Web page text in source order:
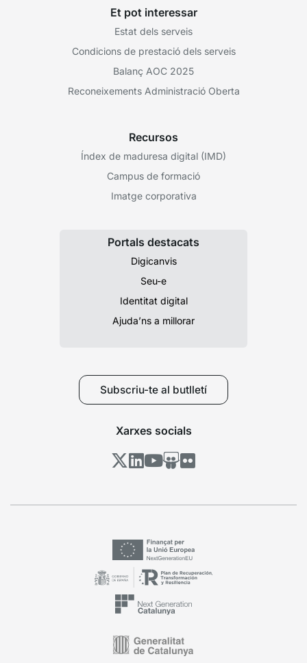
Et pot interessar
Estat dels serveis
Condicions de prestació dels serveis
Balanç AOC 2025
Reconeixements Administració Oberta
Recursos
Índex de maduresa digital (IMD)
Campus de formació
Imatge corporativa
Portals destacats
Digicanvis
Seu-e
Identitat digital
Ajuda’ns a millorar
Subscriu-te al butlletí
Xarxes socials